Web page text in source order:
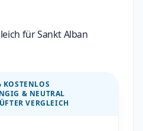
für Sankt Alban
KOSTENLOS
& NEUTRAL
VERGLEICH